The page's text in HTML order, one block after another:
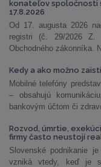
konateľov spoločnosti
17.8.2026
Od 17. augusta 2026
registri (č. 29/2026
Obchodného zákonníka.
Kedy a ako možno
Mobilné telefóny
– obsahujú
bankovým účtom či
Rozvod, úmrtie,
firmy často neustojí
Slovenské podnikanie
vzniká vtedy, keď je